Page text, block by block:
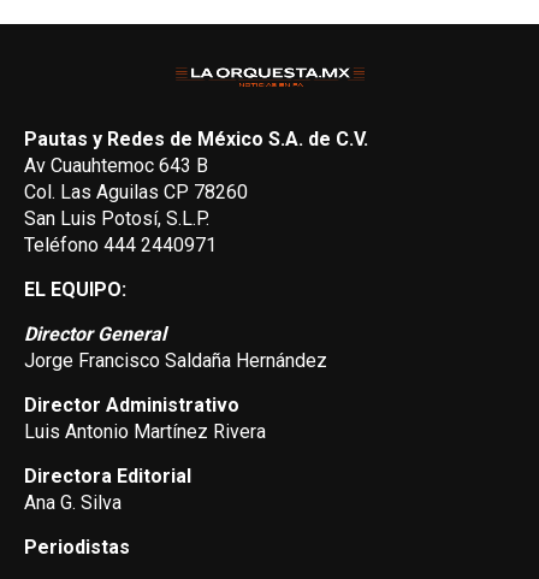
Pautas y Redes de México S.A. de C.V.
Av Cuauhtemoc 643 B
Col. Las Aguilas CP 78260
San Luis Potosí, S.L.P.
Teléfono 444 2440971
EL EQUIPO:
Director General
Jorge Francisco Saldaña Hernández
Director Administrativo
Luis Antonio Martínez Rivera
Directora Editorial
Ana G. Silva
Periodistas